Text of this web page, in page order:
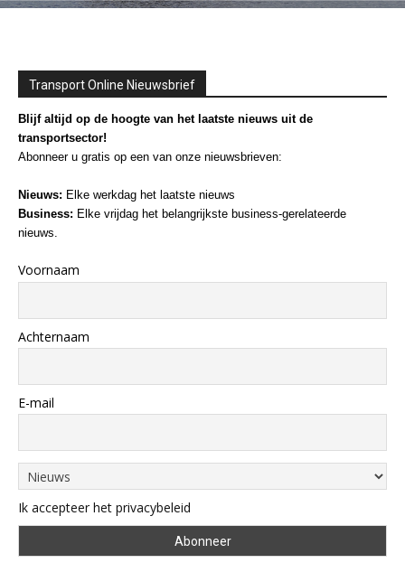
Transport Online Nieuwsbrief
Blijf altijd op de hoogte van het laatste nieuws uit de
transportsector!
Abonneer u gratis op een van onze nieuwsbrieven:
Nieuws: Elke werkdag het laatste nieuws
Business: Elke vrijdag het belangrijkste business-gerelateerde
nieuws.
Voornaam
Achternaam
E-mail
Ik accepteer het privacybeleid